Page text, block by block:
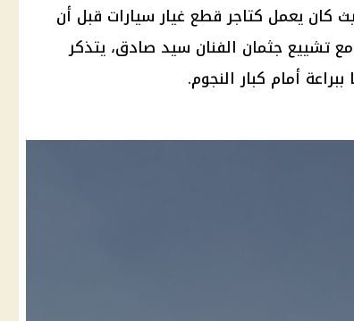
كان يعمل كتاجر قطع غيار سيارات قبل أن
تشييع جثمان الفنان سيد صادق، يتذكر
أمام كبار النجوم.